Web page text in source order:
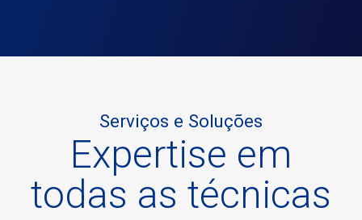
Serviços e Soluções
Expertise em
todas as técnicas